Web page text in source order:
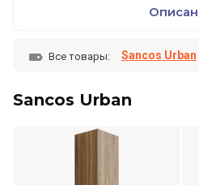
Все товары: Sancos Urban
Sancos Urban